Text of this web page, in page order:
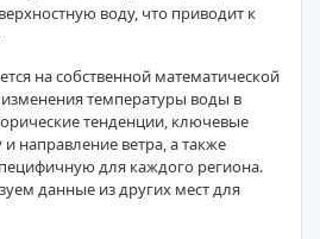
воду, что приводит к
на собственной математической
температуры воды в
тенденции, ключевые
направление ветра, а также
для каждого региона.
данные из других мест для